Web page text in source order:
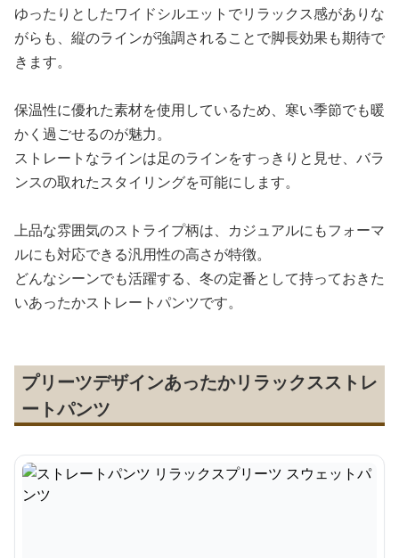
ゆったりとしたワイドシルエットでリラックス感がありな
がらも、縦のラインが強調されることで脚長効果も期待で
きます。
保温性に優れた素材を使用しているため、寒い季節でも暖
かく過ごせるのが魅力。
ストレートなラインは足のラインをすっきりと見せ、バラ
ンスの取れたスタイリングを可能にします。
上品な雰囲気のストライプ柄は、カジュアルにもフォーマ
ルにも対応できる汎用性の高さが特徴。
どんなシーンでも活躍する、冬の定番として持っておきた
いあったかストレートパンツです。
プリーツデザインあったかリラックスストレ
ートパンツ